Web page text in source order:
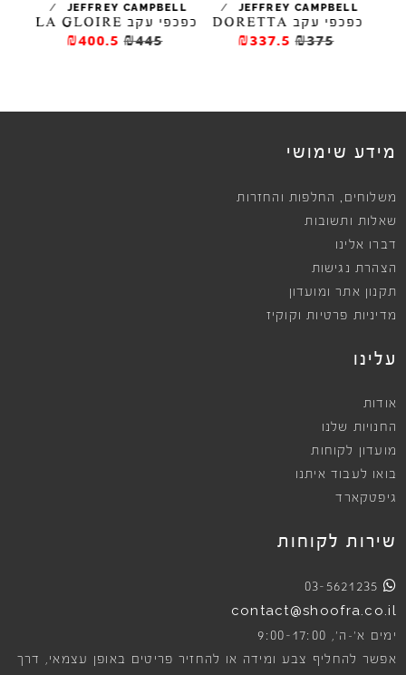
JEFFREY CAMPBELL
/
כפכפי עקב DORETTA
₪375
₪337.5
JEFFREY CAMPBELL
/
כפכפי עקב LA GLOIRE
₪445
₪400.5
מידע שימושי
משלוחים , החלפות והחזרות
שאלות ותשובות
דברו אלינו
הצהרת נגישות
תקנון אתר ומועדון
מדיניות פרטיות וקוקיז
עלינו
אודות
החנויות שלנו
מועדון לקוחות
בואו לעבוד איתנו
גיפטקארד
שירות לקוחות
03-5621235
contact@shoofra.co.il
ימים א׳-ה׳, 9:00-17:00
אפשר להחליף צבע ומידה או להחזיר פריטים באופן עצמאי, דרך